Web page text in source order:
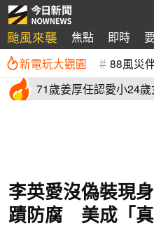
颱風來襲 焦點 即時
新電玩大觀園 88風災
71歲姜厚任認愛小24
李英愛沒偽裝現
蹟防腐 美成「真